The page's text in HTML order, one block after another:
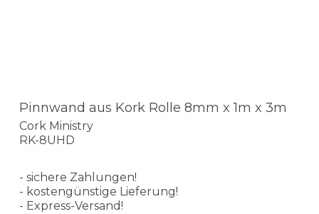
Pinnwand aus Kork Rolle 8mm x 1m x 3m
Cork Ministry
RK-8UHD
- sichere Zahlungen!
- kostengünstige Lieferung!
- Express-Versand!